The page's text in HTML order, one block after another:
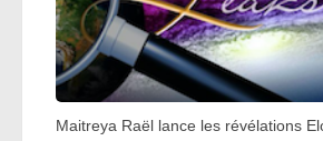
Maitreya Raël lance les révélations